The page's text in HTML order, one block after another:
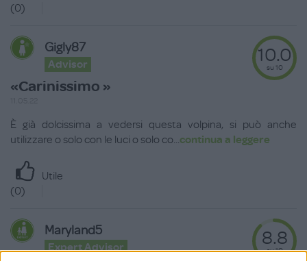
(0)
Gigly87
Advisor
«Carinissimo »
10.0
su 10
È già dolcissima a vedersi questa volpina, si può anche
utilizzare o solo con le luci o solo co...continua a leggere
Utile
(0)
Maryland5
Expert Advisor 8.8
su 10